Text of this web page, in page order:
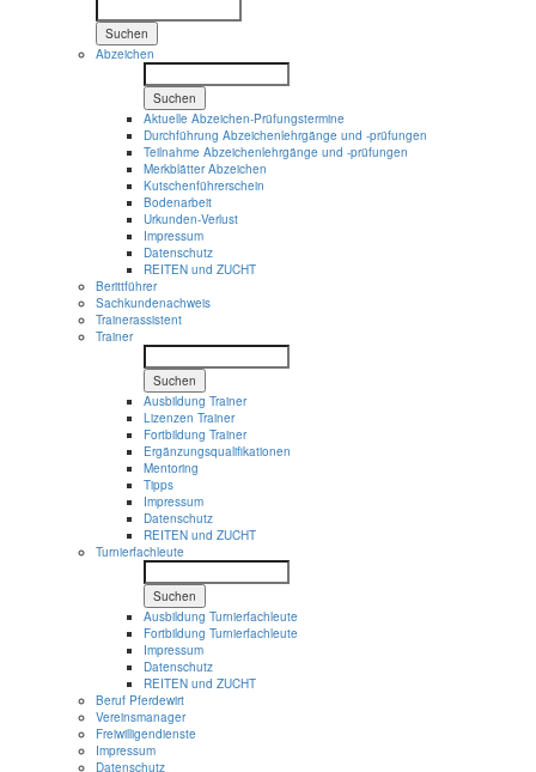
Suchen
Abzeichen
Suchen
Aktuelle Abzeichen-Prüfungstermine
Durchführung Abzeichenlehrgänge und -prüfungen
Teilnahme Abzeichenlehrgänge und -prüfungen
Merkblätter Abzeichen
Kutschenführerschein
Bodenarbeit
Urkunden-Verlust
Impressum
Datenschutz
REITEN und ZUCHT
Berittführer
Sachkundenachweis
Trainerassistent
Trainer
Suchen
Ausbildung Trainer
Lizenzen Trainer
Fortbildung Trainer
Ergänzungsqualifikationen
Mentoring
Tipps
Impressum
Datenschutz
REITEN und ZUCHT
Turnierfachleute
Suchen
Ausbildung Turnierfachleute
Fortbildung Turnierfachleute
Impressum
Datenschutz
REITEN und ZUCHT
Beruf Pferdewirt
Vereinsmanager
Freiwilligendienste
Impressum
Datenschutz